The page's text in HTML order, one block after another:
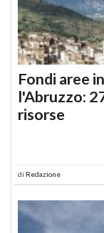
Fondi aree
l'Abruzzo:
risorse
di Redazione